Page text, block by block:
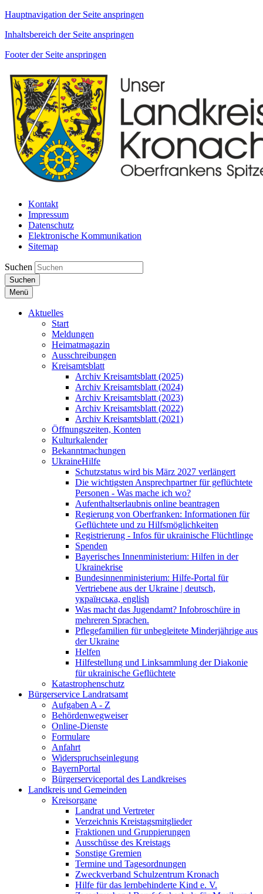
Hauptnavigation der Seite anspringen
Inhaltsbereich der Seite anspringen
Footer der Seite anspringen
Kontakt
Impressum
Datenschutz
Elektronische Kommunikation
Sitemap
Suchen
Suchen
Menü
Aktuelles
Start
Meldungen
Heimatmagazin
Ausschreibungen
Kreisamtsblatt
Archiv Kreisamtsblatt (2025)
Archiv Kreisamtsblatt (2024)
Archiv Kreisamtsblatt (2023)
Archiv Kreisamtsblatt (2022)
Archiv Kreisamtsblatt (2021)
Öffnungszeiten, Konten
Kulturkalender
Bekanntmachungen
UkraineHilfe
Schutzstatus wird bis März 2027 verlängert
Die wichtigsten Ansprechpartner für geflüchtete
Personen - Was mache ich wo?
Aufenthaltserlaubnis online beantragen
Regierung von Oberfranken: Informationen für
Geflüchtete und zu Hilfsmöglichkeiten
Registrierung - Infos für ukrainische Flüchtlinge
Spenden
Bayerisches Innenministerium: Hilfen in der
Ukrainekrise
Bundesinnenministerium: Hilfe-Portal für
Vertriebene aus der Ukraine | deutsch,
українська, english
Was macht das Jugendamt? Infobroschüre in
mehreren Sprachen.
Pflegefamilien für unbegleitete Minderjährige aus
der Ukraine
Helfen
Hilfestellung und Linksammlung der Diakonie
für ukrainische Geflüchtete
Katastrophenschutz
Bürgerservice Landratsamt
Aufgaben A - Z
Behördenwegweiser
Online-Dienste
Formulare
Anfahrt
Widerspruchseinlegung
BayernPortal
Bürgerserviceportal des Landkreises
Landkreis und Gemeinden
Kreisorgane
Landrat und Vertreter
Verzeichnis Kreistagsmitglieder
Fraktionen und Gruppierungen
Ausschüsse des Kreistags
Sonstige Gremien
Termine und Tagesordnungen
Zweckverband Schulzentrum Kronach
Hilfe für das lernbehinderte Kind e. V.